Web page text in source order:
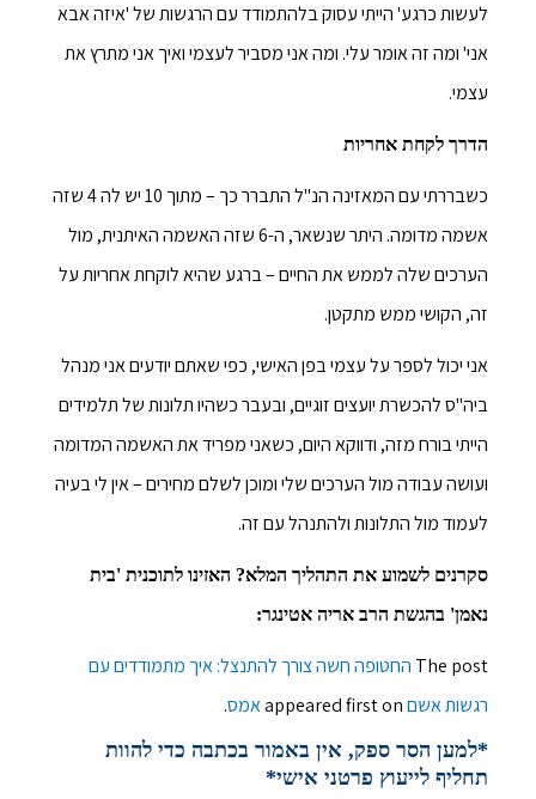
לעשות כרגע' הייתי עסוק בלהתמודד עם הרגשות של 'איזה אבא
אני' ומה זה אומר עלי. ומה אני מסביר לעצמי ואיך אני מתרץ את
עצמי.
הדרך לקחת אחריות
כשבררתי עם המאזינה הנ"ל התברר כך – מתוך 10 יש לה 4 שזה
אשמה מדומה. היתר שנשאר, ה-6 שזה האשמה האיתנית, מול
הערכים שלה לממש את החיים – ברגע שהיא לוקחת אחריות על
זה, הקושי ממש מתקטן.
אני יכול לספר על עצמי בפן האישי, כפי שאתם יודעים אני מנהל
ביה"ס להכשרת יועצים זוגיים, ובעבר כשהיו תלונות של תלמידים
הייתי בורח מזה, ודווקא היום, כשאני מפריד את האשמה המדומה
ועושה עבודה מול הערכים שלי ומוכן לשלם מחירים – אין לי בעיה
לעמוד מול התלונות ולהתנהל עם זה.
סקרנים לשמוע את התהליך המלא? האזינו לתוכנית 'בית
נאמן' בהגשת הרב אריה אטינגר:
The post החטופה חשה צורך להתנצל: איך מתמודדים עם
רגשות אשם
אמס.
*למען הסר ספק, אין באמור בכתבה כדי להוות
תחליף לייעוץ פרטני אישי*